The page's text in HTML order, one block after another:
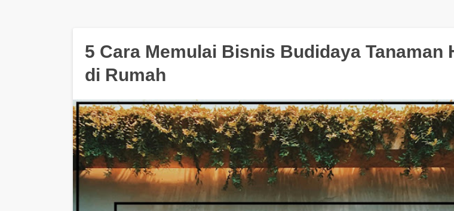
5 Cara Memulai Bisnis Budidaya Tanaman
di Rumah